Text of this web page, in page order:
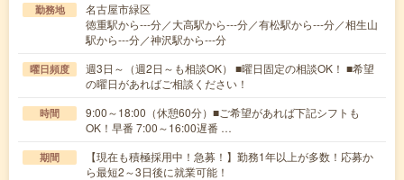
勤務地
名古屋市緑区
徳重駅から---分／大高駅から---分／有松駅から---分／相生山
駅から---分／神沢駅から---分
曜日頻度
週3日～（週2日～も相談OK） ■曜日固定の相談OK！ ■希望
の曜日があればご相談ください！
時間
9:00～18:00（休憩60分）■ご希望があれば下記シフトも
OK！早番 7:00～16:00遅番 …
期間
【現在も積極採用中！急募！】勤務1年以上が多数！応募か
ら最短2～3日後に就業可能！